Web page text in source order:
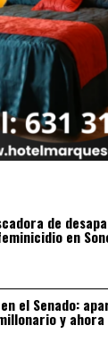
de
en
el Senado:
y